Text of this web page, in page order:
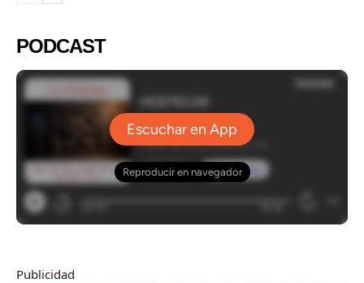
PODCAST
Publicidad